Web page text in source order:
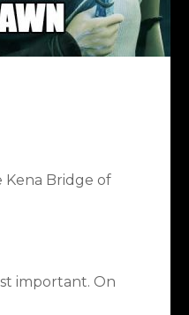
Kena Bridge of
important. On